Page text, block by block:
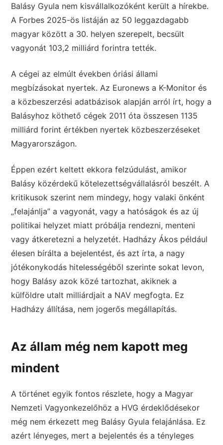
Balásy Gyula nem kisvállalkozóként került a hírekbe.
A Forbes 2025-ös listáján az 50 leggazdagabb
magyar között a 30. helyen szerepelt, becsült
vagyonát 103,2 milliárd forintra tették.
A cégei az elmúlt években óriási állami
megbízásokat nyertek. Az Euronews a K-Monitor és
a közbeszerzési adatbázisok alapján arról írt, hogy a
Balásyhoz köthető cégek 2011 óta összesen 1135
milliárd forint értékben nyertek közbeszerzéseket
Magyarországon.
Éppen ezért keltett ekkora felzúdulást, amikor
Balásy közérdekű kötelezettségvállalásról beszélt. A
kritikusok szerint nem mindegy, hogy valaki önként
„felajánlja” a vagyonát, vagy a hatóságok és az új
politikai helyzet miatt próbálja rendezni, menteni
vagy átkeretezni a helyzetét. Hadházy Ákos például
élesen bírálta a bejelentést, és azt írta, a nagy
jótékonykodás hitelességéből szerinte sokat levon,
hogy Balásy azok közé tartozhat, akiknek a
külföldre utalt milliárdjait a NAV megfogta. Ez
Hadházy állítása, nem jogerős megállapítás.
Az állam még nem kapott meg
mindent
A történet egyik fontos részlete, hogy a Magyar
Nemzeti Vagyonkezelőhöz a HVG érdeklődésekor
még nem érkezett meg Balásy Gyula felajánlása. Ez
azért lényeges, mert a bejelentés és a tényleges